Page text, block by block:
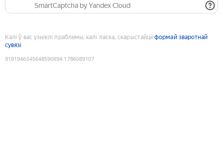
SmartCaptcha by Yandex Cloud
Калі ў вас узніклі праблемы, калі ласка, скарыстайцеформай зваротнай
сувязі
9181946545648590894:1786089107